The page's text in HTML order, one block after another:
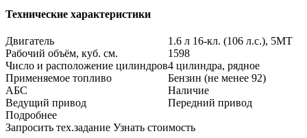
Технические характеристики
Двигатель
1.6 л 16-кл. (106 л.с.), 5МТ
Рабочий объём, куб. см.
1598
Число и расположение цилиндров4 цилиндра, рядное
Применяемое топливо
Бензин (не менее 92)
АБС
Наличие
Ведущий привод
Передний привод
Подробнее
Запросить тех.задание Узнать стоимость